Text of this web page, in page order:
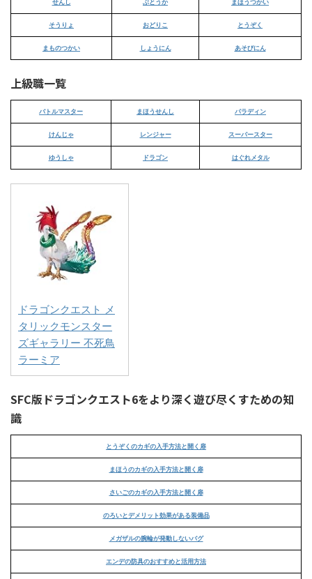
そうりょ おどりこ とうぞく
まものつかい しょうにん あそびにん
上級職一覧
バトルマスター まほうせんし パラディン
けんじゃ レンジャー スーパースター
ゆうしゃ ドラゴン はぐれメタル
ドラゴンクエスト メ
タリックモンスター
ズギャラリー 不死鳥
ラーミア
SFC版ドラゴンクエスト6をより深く遊び尽くすための知
識
とうぞくのカギの入手方法と開く扉
まほうのカギの入手方法と開く扉
さいごのカギの入手方法と開く扉
のろいとデメリット効果がある装備品
メガザルの腕輪が発動しないバグ
エンデの防具のおすすめと活用方法